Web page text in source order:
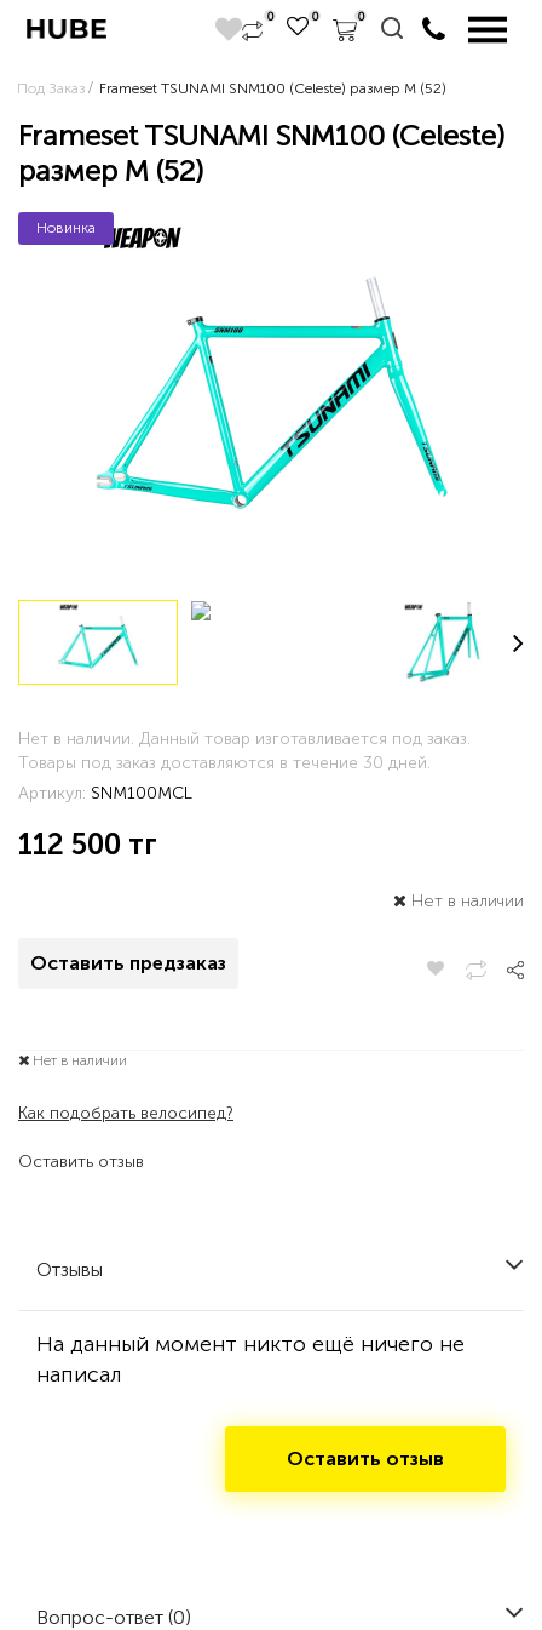
0 0 0
Под Заказ Frameset TSUNAMI SNM100 (Celeste) размер M (52)
Frameset TSUNAMI SNM100 (Celeste)
размер M (52)
Новинка
Оставить отзыв
Нет в наличии. Данный товар изготавливается под заказ.
Товары под заказ доставляются в течение 30 дней.
Артикул: SNM100MCL
112 500 тг
Нет в наличии
Оставить предзаказ
Нет в наличии
Как подобрать велосипед?
Отзывы
На данный момент никто ещё ничего не
написал
Оставить отзыв
Вопрос-ответ (0)